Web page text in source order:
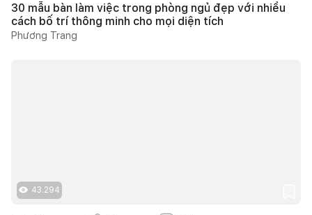
30 mẫu bàn làm việc trong phòng ngủ đẹp với nhiều
cách bố trí thông minh cho mọi diện tích
Phương Trang
43.294